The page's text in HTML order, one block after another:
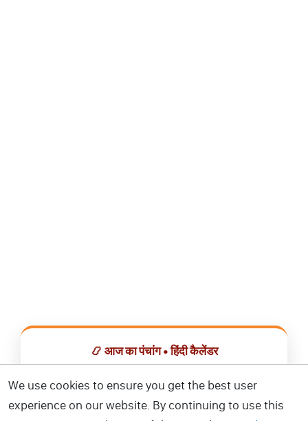
📿 आज का पंचांग • हिंदी कैलेंडर
📅 हिंदी कैलेंडर ऐप डाउनलोड करें
We use cookies to ensure you get the best user
experience on our website. By continuing to use this